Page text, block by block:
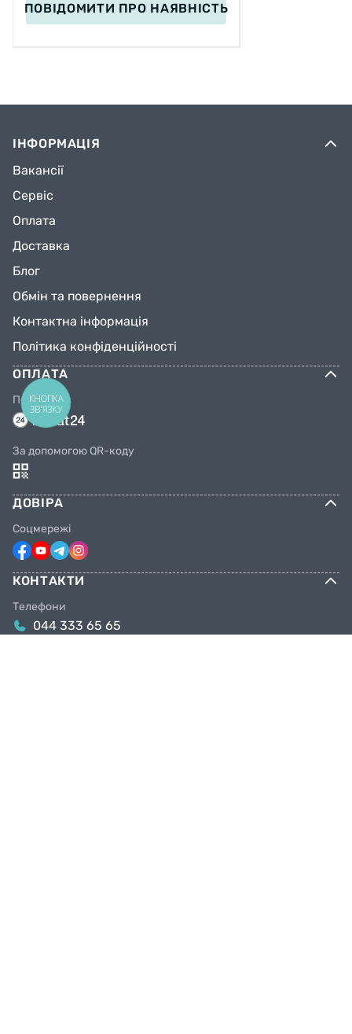
ПОВІДОМИТИ ПРО НАЯВНІСТЬ
ІНФОРМАЦІЯ
Вакансії
Сервіс
Оплата
Доставка
Блог
Обмін та повернення
Контактна інформація
Політика конфіденційності
ОПЛАТА
Переказом
За допомогою QR-коду
ДОВІРА
Соцмережі
КОНТАКТИ
Телефони
044 333 65 65
КНОПКА
ЗВ'ЯЗКУ